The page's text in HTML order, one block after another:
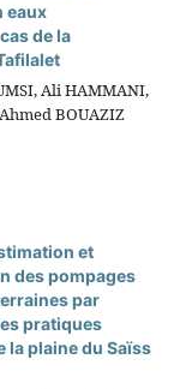
eaux
de la
Ali HAMMANI,
BOUAZIZ
et
des pompages
par
pratiques
la plaine du Saïss